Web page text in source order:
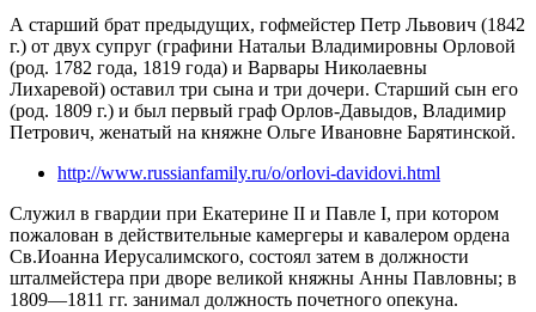
А старший брат предыдущих, гофмейстер Петр Львович (1842
г.) от двух супруг (графини Натальи Владимировны Орловой
(род. 1782 года, 1819 года) и Варвары Николаевны
Лихаревой) оставил три сына и три дочери. Старший сын его
(род. 1809 г.) и был первый граф Орлов-Давыдов, Владимир
Петрович, женатый на княжне Ольге Ивановне Барятинской.
http://www.russianfamily.ru/o/orlovi-davidovi.html
Служил в гвардии при Екатерине II и Павле I, при котором
пожалован в действительные камергеры и кавалером ордена
Св.Иоанна Иерусалимского, состоял затем в должности
шталмейстера при дворе великой княжны Анны Павловны; в
1809—1811 гг. занимал должность почетного опекуна.